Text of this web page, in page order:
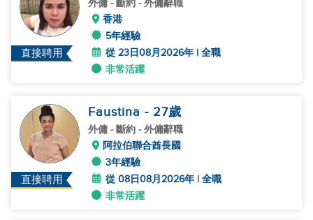
直接聘用
外傭 - 斷約 - 外傭辭職
香港
5年經驗
從 23日08月2026年 | 全職
非常活躍
直接聘用
Faustina - 27歲
外傭 - 斷約 - 外傭辭職
阿拉伯聯合酋長國
3年經驗
從 08日08月2026年 | 全職
非常活躍